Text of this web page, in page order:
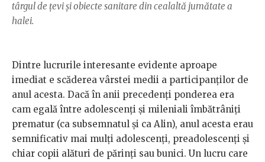
târgul de țevi și obiecte sanitare din cealaltă jumătate a
halei.
Dintre lucrurile interesante evidente aproape
imediat e scăderea vârstei medii a participanților de
anul acesta. Dacă în anii precedenți ponderea era
cam egală între adolescenți și mileniali îmbătrâniți
prematur (ca subsemnatul și ca Alin), anul acesta erau
semnificativ mai mulți adolescenți, preadolescenți și
chiar copii alături de părinți sau bunici. Un lucru care